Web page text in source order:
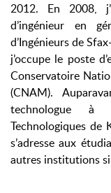
2012. En 2008,
d’ingénieur en
d’Ingénieurs de
j’occupe le poste
Conservatoire
(CNAM).
technologue à
Technologiques de
s’adresse aux
autres institutions